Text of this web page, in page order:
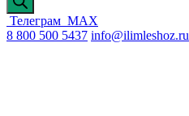
Телеграм MAX
8 800 500 5437 info@ilimleshoz.ru